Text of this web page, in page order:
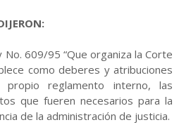
No. 609/95 “Que organiza la Corte
como deberes y atribuciones
reglamento interno, las
que fueren necesarios para la
de la administración de justicia.